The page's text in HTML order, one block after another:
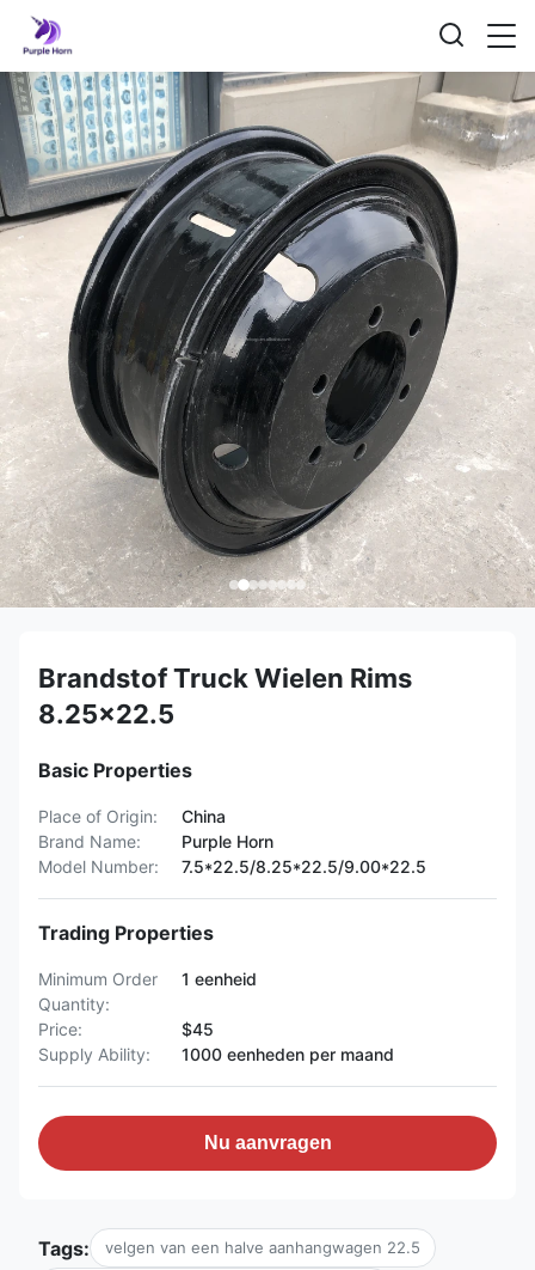
Brandstof Truck Wielen Rims
8.25x22.5
Basic Properties
Place of Origin:
China
Brand Name:
Purple Horn
Model Number:
7.5*22.5/8.25*22.5/9.00*22.5
Trading Properties
Minimum Order
Quantity:
1 eenheid
Price:
$45
Supply Ability:
1000 eenheden per maand
Nu aanvragen
Tags: velgen van een halve aanhangwagen 22.5